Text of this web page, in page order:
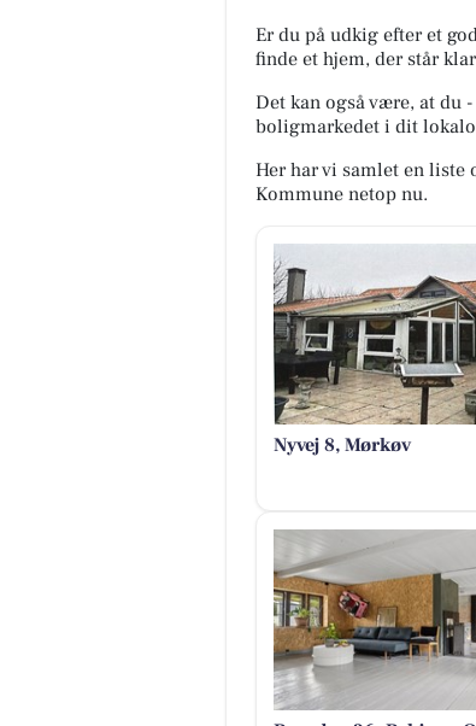
Er du på udkig efter et
finde et hjem, der står
Det kan også være, at du
boligmarkedet i dit
Her har vi samlet en
Kommune netop nu.
Nyvej 8, Mørkøv